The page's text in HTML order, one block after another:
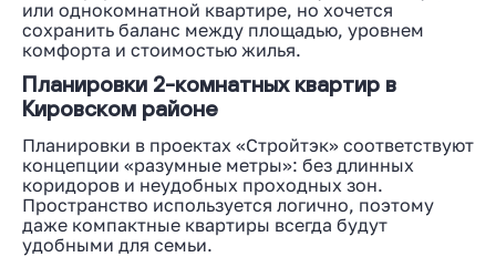
или однокомнатной квартире, но хочется
сохранить баланс между площадью, уровнем
комфорта и стоимостью жилья.
Планировки 2-комнатных квартир в
Кировском районе
Планировки в проектах «Стройтэк» соответствуют
концепции «разумные метры»: без длинных
коридоров и неудобных проходных зон.
Пространство используется логично, поэтому
даже компактные квартиры всегда будут
удобными для семьи.